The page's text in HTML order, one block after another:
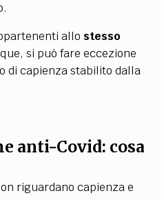
allo stesso
si può fare eccezione
di capienza stabilito dalla
anti-Covid: cosa
riguardano capienza e